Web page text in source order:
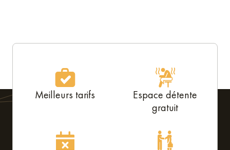
Meilleurs tarifs
Espace détente
gratuit